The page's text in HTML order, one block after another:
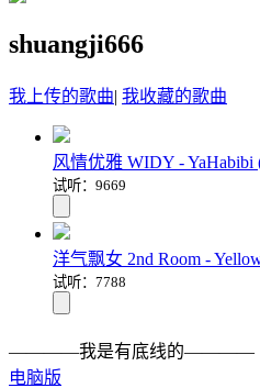
shuangji666
我上传的歌曲| 我收藏的歌曲
风情优雅 WIDY - YaHabibi
试听：9669
洋气飘女 2nd Room -
试听：7788
————我是有底线的————
电脑版